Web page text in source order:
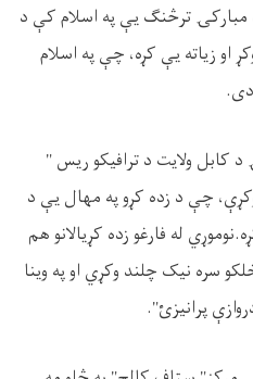
ترڅنګ یې په اسلام کې د
زیاته یې کړه، چې په اسلام
د کابل ولایت د ترافیکو ریس "
چې د زده کړو په مهال یې د
له فارغو زده کړیالانو هم
سره نیک چلند وکړي او په وینا
پرانیزئ".